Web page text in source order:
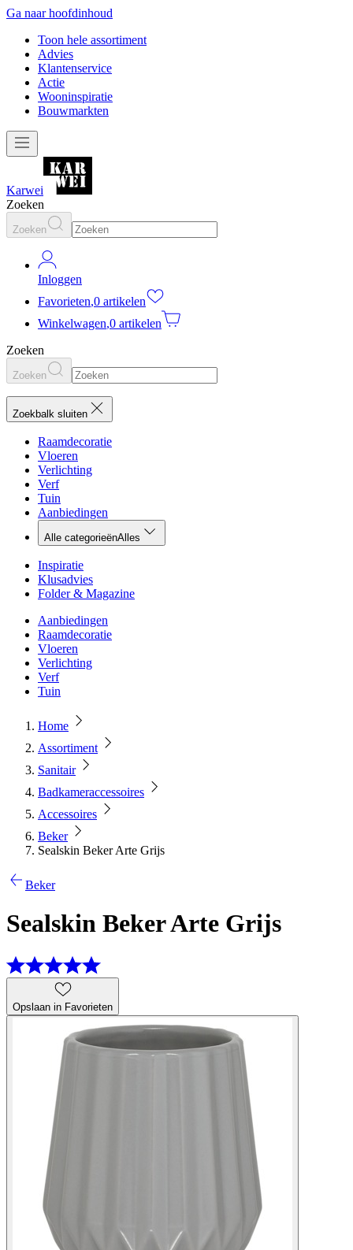
Ga naar hoofdinhoud
Toon hele assortiment
Advies
Klantenservice
Actie
Wooninspiratie
Bouwmarkten
Karwei
Zoeken
Zoeken
Inloggen
Favorieten,0 artikelen
Winkelwagen,0 artikelen
Zoeken
Zoeken
Zoekbalk sluiten
Raamdecoratie
Vloeren
Verlichting
Verf
Tuin
Aanbiedingen
Alle categorieënAlles
Inspiratie
Klusadvies
Folder & Magazine
Aanbiedingen
Raamdecoratie
Vloeren
Verlichting
Verf
Tuin
Home
Assortiment
Sanitair
Badkameraccessoires
Accessoires
Beker
Sealskin Beker Arte Grijs
Beker
Sealskin Beker Arte Grijs
Opslaan in Favorieten